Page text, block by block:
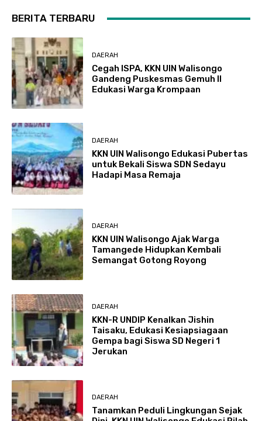
BERITA TERBARU
DAERAH
Cegah ISPA, KKN UIN Walisongo
Gandeng Puskesmas Gemuh II
Edukasi Warga Krompaan
DAERAH
KKN UIN Walisongo Edukasi Pubertas
untuk Bekali Siswa SDN Sedayu
Hadapi Masa Remaja
DAERAH
KKN UIN Walisongo Ajak Warga
Tamangede Hidupkan Kembali
Semangat Gotong Royong
DAERAH
KKN-R UNDIP Kenalkan Jishin
Taisaku, Edukasi Kesiapsiagaan
Gempa bagi Siswa SD Negeri 1
Jerukan
DAERAH
Tanamkan Peduli Lingkungan Sejak